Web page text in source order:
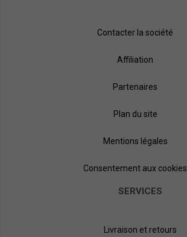
Contacter la société
Affiliation
Partenaires
Plan du site
Mentions légales
Consentement aux cookies
SERVICES
Livraison et retours